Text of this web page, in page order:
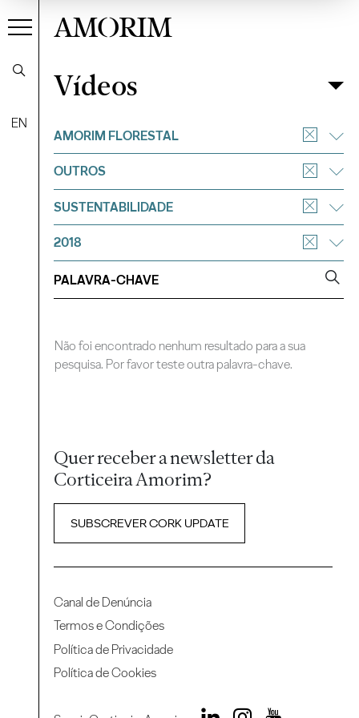
EN
AMORIM
VídeosFiltrar
Vídeos
AMORIM FLORESTAL
OUTROS
SUSTENTABILIDADE
2018
Não foi encontrado nenhum resultado para a sua
pesquisa. Por favor teste outra palavra-chave.
Quer receber a newsletter da
Corticeira Amorim?
SUBSCREVER CORK UPDATE
Canal de Denúncia
Termos e Condições
Política de Privacidade
Política de Cookies